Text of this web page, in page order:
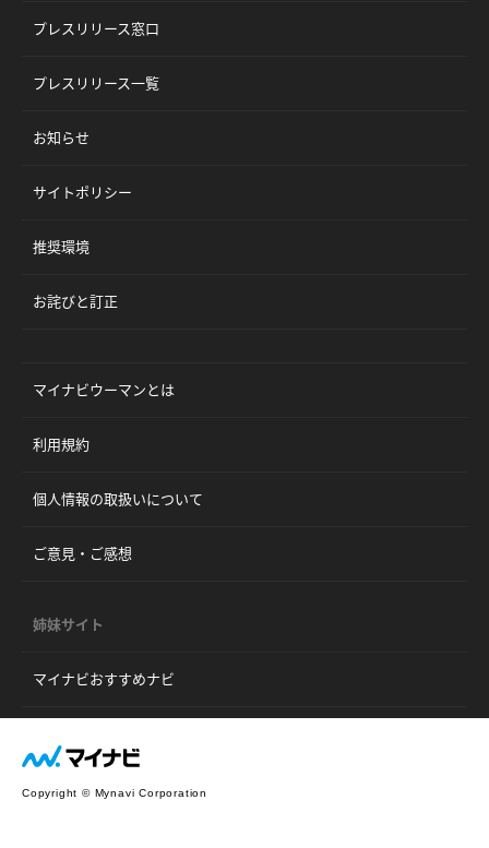
プレスリリース窓口
プレスリリース一覧
お知らせ
サイトポリシー
推奨環境
お詫びと訂正
マイナビウーマンとは
利用規約
個人情報の取扱いについて
ご意見・ご感想
姉妹サイト
マイナビおすすめナビ
Copyright © Mynavi Corporation